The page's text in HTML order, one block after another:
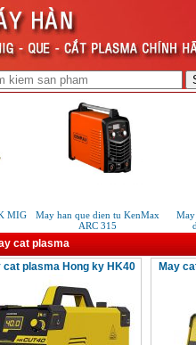
MIG
May han que dien tu KenMax
ARC 315
May
cat plasma
cat plasma Hong ky HK40
May